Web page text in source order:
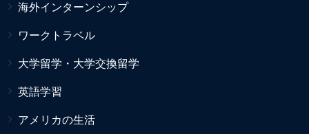
海外インターンシップ
ワークトラベル
大学留学・大学交換留学
英語学習
アメリカの生活